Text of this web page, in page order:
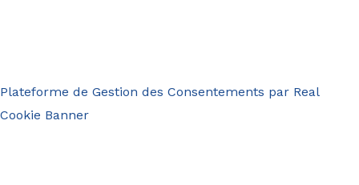
Plateforme de Gestion des Consentements par Real
Cookie Banner